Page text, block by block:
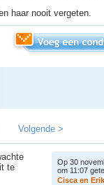
haar nooit vergeten.
Volgende >
te
Op 30
om 11:07
Cisca en Erik